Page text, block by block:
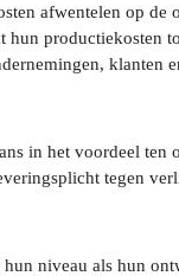
afwentelen op
productiekosten
klanten
in het voordeel
tegen
niveau als hun